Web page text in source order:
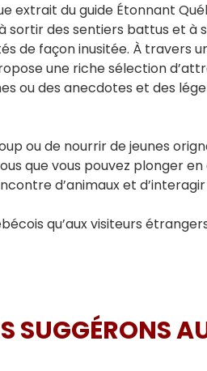
extrait du guide Étonnant
sortir des sentiers battus et
de façon inusitée. À travers
une riche sélection
ou des anecdotes et des
ou de nourrir de jeunes
que vous pouvez plonger
d’animaux et
qu’aux visiteurs
SUGGÉRONS